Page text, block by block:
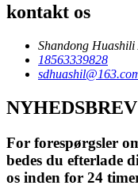
kontakt os
Shandong
18563339828
NYHEDSBREV
For forespørgsler
bedes du efterlade
os inden for 24